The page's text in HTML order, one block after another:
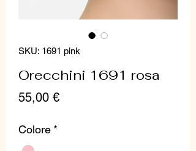
SKU: 1691 pink
Orecchini 1691 rosa
55,00 €Prezzo
Colore *